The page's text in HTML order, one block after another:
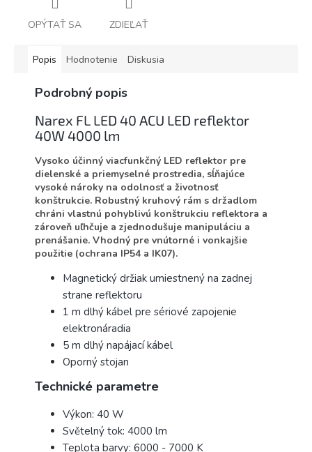
OPÝTAŤ SA ZDIEĽAŤ
Popis Hodnotenie Diskusia
Podrobný popis
Narex FL LED 40 ACU LED reflektor
40W 4000 lm
Vysoko účinný viacfunkčný LED reflektor pre
dielenské a priemyselné prostredia, sĺňajúce
vysoké nároky na odolnosť a životnosť
konštrukcie. Robustný kruhový rám s držadlom
chráni vlastnú pohyblivú konštrukciu reflektora a
zároveň uľhčuje a zjednodušuje manipuláciu a
prenášanie. Vhodný pre vnútorné i vonkajšie
použitie (ochrana IP54 a IK07).
Magnetický držiak umiestnený na zadnej
strane reflektoru
1 m dlhý kábel pre sériové zapojenie
elektronáradia
5 m dlhý napájací kábel
Oporný stojan
Technické parametre
Výkon: 40 W
Světelný tok: 4000 lm
Teplota barvy: 6000 - 7000 K